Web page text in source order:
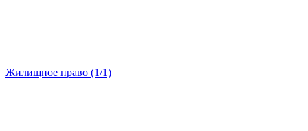
Жилищное право (1/1)